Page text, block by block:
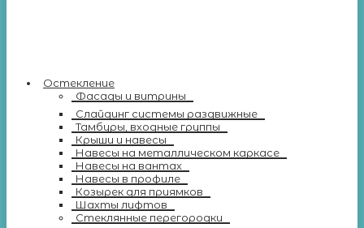
Остекление
Фасады и витрины
Слайдинг системы раздвижные
Тамбуры, входные группы
Крыши и навесы
Навесы на металлическом каркасе
Навесы на вантах
Навесы в профиле
Козырек для приямков
Шахты лифтов
Стеклянные перегородки